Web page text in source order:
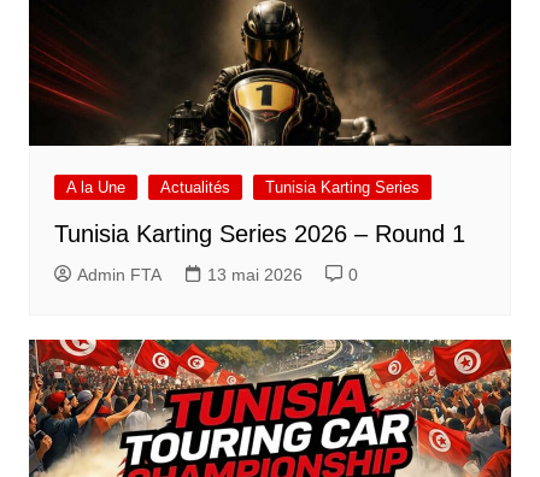
A la Une Actualités Tunisia Karting Series
Tunisia Karting Series 2026 – Round 1
Admin FTA 13 mai 2026 0